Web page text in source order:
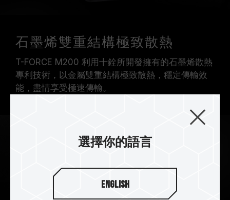
石墨烯雙重結構極致散熱
T-FORCE M200 利用十銓所開發擁有的石墨烯散熱
專利技術，以金屬雙重結構極致散熱，穩定傳輸效
能，盡情享受極速傳輸。
選擇你的語言
English